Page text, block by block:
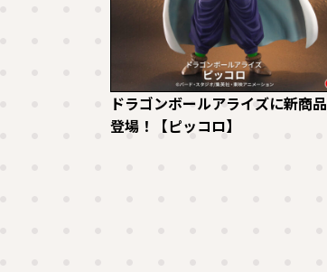
ドラゴンボールアライズに新商品
登場！【ピッコロ】